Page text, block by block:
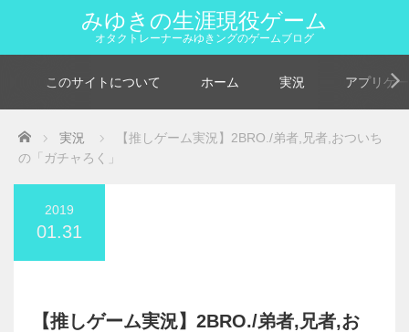
みゆきの生涯現役ゲーム
オタクトレーナーみゆきングのゲームブログ
このサイトについて ホーム 実況 アプリゲ
Home 実況
【推しゲーム実況】2BRO./弟者,兄者,おついち
の「ガチャろく」
2019
01.31
【推しゲーム実況】2BRO./弟者,兄者,お